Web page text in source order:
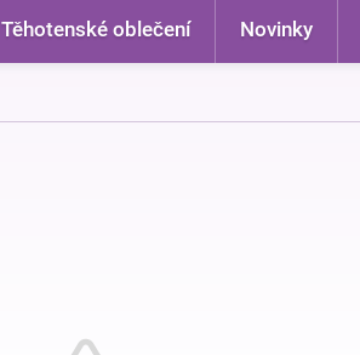
Těhotenské oblečení Novinky